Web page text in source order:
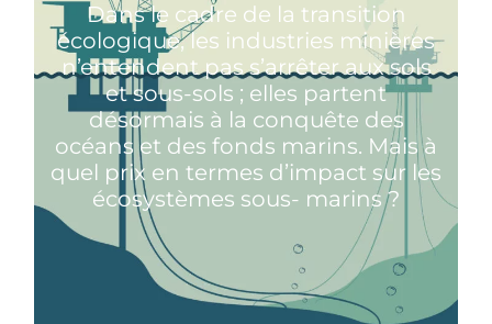
Dans le cadre de la transition
écologique, les industries minières
n’entendent pas s’arrêter aux sols
et sous-sols ; elles partent
désormais à la conquête des
océans et des fonds marins. Mais à
quel prix en termes d’impact sur les
écosystèmes sous- marins ?